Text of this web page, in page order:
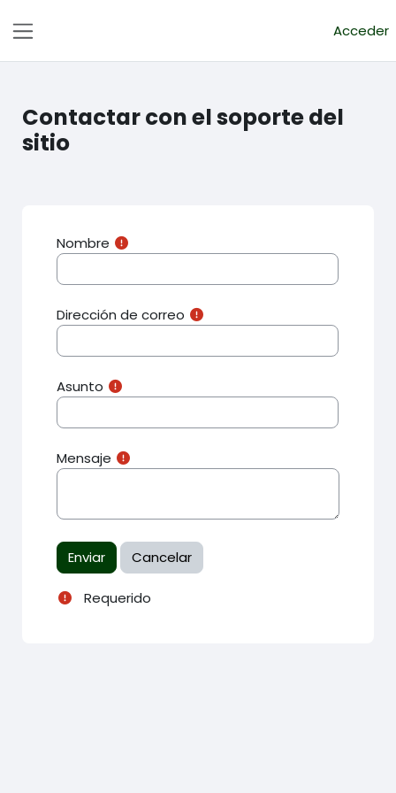
Acceder
Contactar con el soporte del
sitio
Nombre
Dirección de correo
Asunto
Mensaje
Requerido